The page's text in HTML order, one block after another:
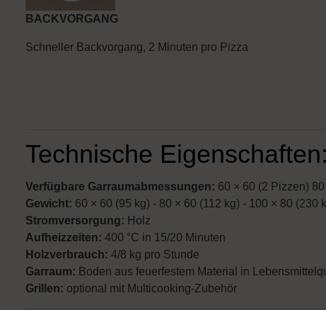
BACKVORGANG
Schneller Backvorgang, 2 Minuten pro Pizza
Technische Eigenschaften:
Verfügbare Garraumabmessungen: 60 × 60 (2 Pizzen)
Gewicht: 60 × 60 (95 kg) - 80 × 60 (112 kg) - 100 × 80 (230
Stromversorgung: Holz
Aufheizzeiten: 400 °C in 15/20 Minuten
Holzverbrauch: 4/8 kg pro Stunde
Garraum: Boden aus feuerfestem Material in
Grillen: optional mit Multicooking-Zubehör